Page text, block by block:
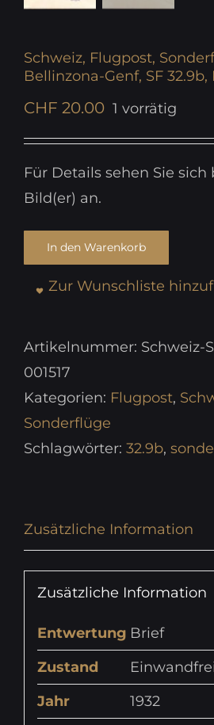
Schweiz, Flugpost,
Bellinzona-Genf, SF 32.9b,
CHF 20.00 1 vorrätig
Für Details sehen Sie
Bild(er) an.
In den Warenkorb
Zur Wunschliste
Artikelnummer: Schweiz-
001517
Kategorien: Flugpost,
Sonderflüge
Schlagwörter: 32.9b,
Zusätzliche Information
Zusätzliche Information
Entwertung Brief
Zustand
Jahr
1932